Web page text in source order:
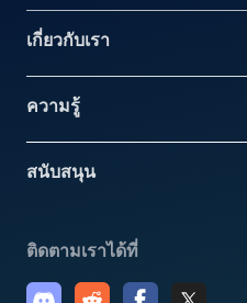
เกี่ยวกับเรา
ความรู้
สนับสนุน
ติดตามเราได้ที่